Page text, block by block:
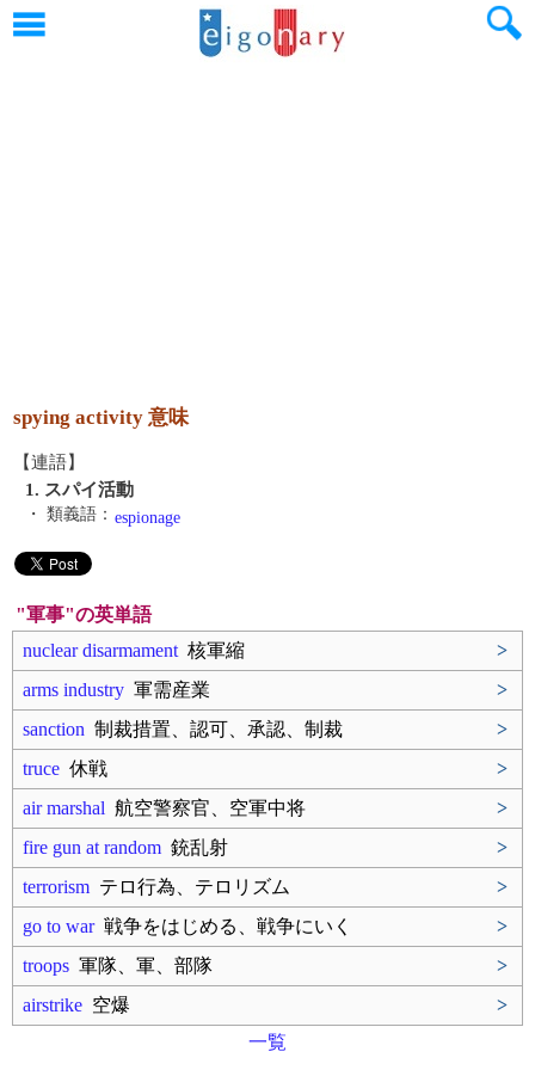
spying activity 意味
【連語】
1. スパイ活動
・ 類義語： espionage
"軍事"の英単語
nuclear disarmament 核軍縮
>
arms industry 軍需産業
>
sanction 制裁措置、認可、承認、制裁
>
truce 休戦
>
air marshal 航空警察官、空軍中将
>
fire gun at random 銃乱射
>
terrorism テロ行為、テロリズム
>
go to war戦争をはじめる、戦争にいく
>
troops 軍隊、軍、部隊
>
airstrike 空爆
>
一覧